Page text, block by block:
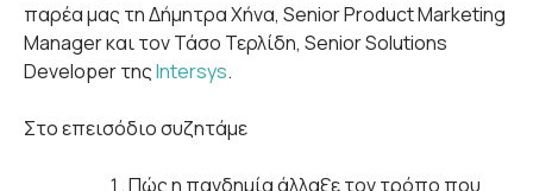
παρέα μας τη Δήμητρα Χήνα, Senior Product Marketing
Manager και τον Τάσο Τερλίδη, Senior Solutions
Developer τηςIntersys.
Στο επεισόδιο συζητάμε
Πώς η πανδημία άλλαξε τον τρόπο που